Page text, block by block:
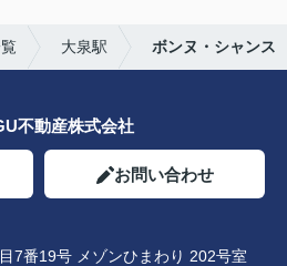
大泉駅 ボンヌ・シャンス
不動産株式会社
お問い合わせ
7番19号 メゾンひまわり 202号室